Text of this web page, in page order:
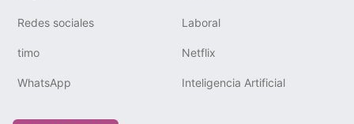
Redes sociales Laboral
timo Netflix
WhatsApp Inteligencia Artificial